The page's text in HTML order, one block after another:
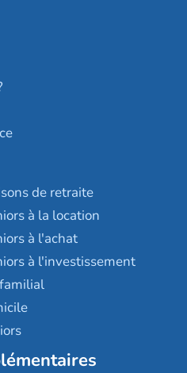
Villa Médicis
de retraite
à la location
à l'achat
à l'investissement